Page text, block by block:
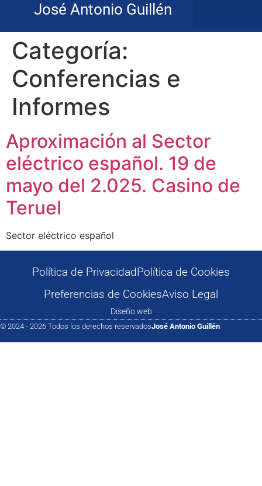
José Antonio Guillén
Categoría:
Conferencias e
Informes
Aproximación al Sector
eléctrico español. 19 de
mayo del 2.025. Casino de
Teruel
Sector eléctrico español
Política de PrivacidadPolítica de Cookies
Preferencias de CookiesAviso Legal
Diseño web
© 2024 - 2026 Todos los derechos reservadosJosé Antonio Guillén